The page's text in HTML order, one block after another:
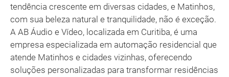
tendência crescente em diversas cidades, e Matinhos,
com sua beleza natural e tranquilidade, não é exceção.
A AB Áudio e Vídeo, localizada em Curitiba, é uma
empresa especializada em automação residencial que
atende Matinhos e cidades vizinhas, oferecendo
soluções personalizadas para transformar residências